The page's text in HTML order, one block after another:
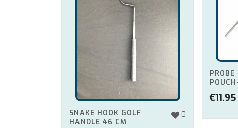
0
SNAKE HOOK GOLF
HANDLE 46 CM
€11.95